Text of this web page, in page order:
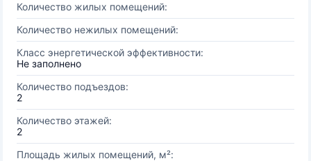
Количество жилых помещений:
Количество нежилых помещений:
Класс энергетической эффективности:
Не заполнено
Количество подъездов:
2
Количество этажей:
2
Площадь жилых помещений, м²: